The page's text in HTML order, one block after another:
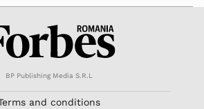
BP Publishing Media S.R.L
and conditions